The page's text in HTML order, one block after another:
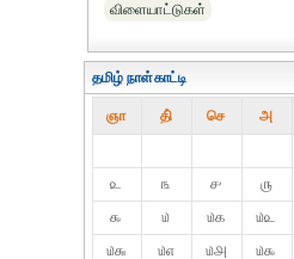
விளையாட்டுகள்
தமிழ் நாள்காட்டி
ஞா தி் செ அ
௨
௩ ௪ ௫
௯
௰ ௰௧ ௰௨
௰௬
௰௭ ௰௮ ௰௯